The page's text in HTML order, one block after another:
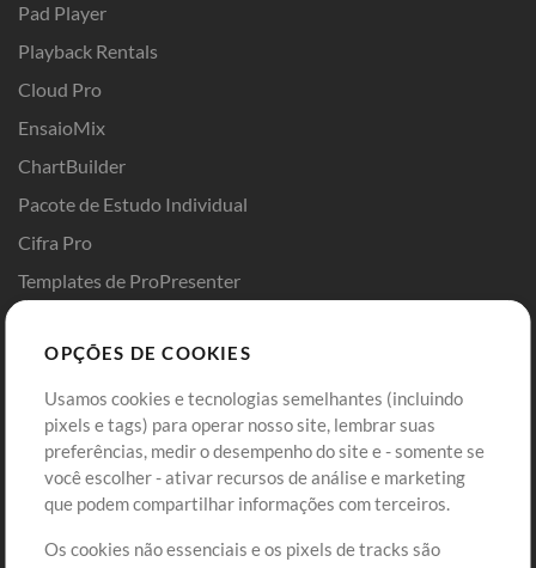
Pad Player
Playback Rentals
Cloud Pro
EnsaioMix
ChartBuilder
Pacote de Estudo Individual
Cifra Pro
Templates de ProPresenter
Comprar Créditos
Conteúdo Grátis
Solicite uma Música
Extras
Entre
Cadastre-se
Ir ao carrinho
OPÇÕES DE COOKIES
Usamos cookies e tecnologias semelhantes (incluindo
pixels e tags) para operar nosso site, lembrar suas
preferências, medir o desempenho do site e - somente se
você escolher - ativar recursos de análise e marketing
que podem compartilhar informações com terceiros.
Os cookies não essenciais e os pixels de tracks são